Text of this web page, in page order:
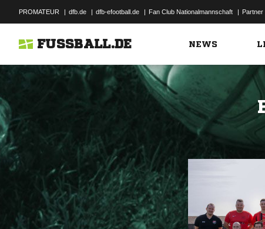
PROMATEUR | dfb.de | dfb-efootball.de | Fan Club Nationalmannschaft | Partner
FUSSBALL.DE NEWS